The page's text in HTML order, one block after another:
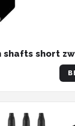
shafts short